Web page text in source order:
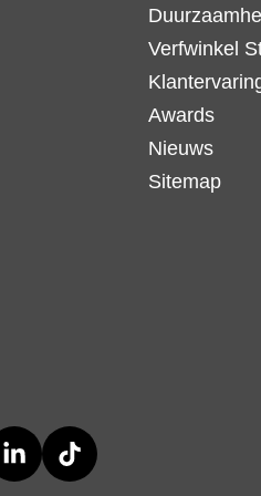
Verfwinkel
Awards
Nieuws
Sitemap